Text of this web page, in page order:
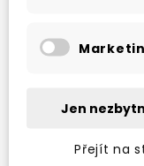
FROM SHARK
TO LIGHTNING
-15% 264 Kč
Jen
Přejít na